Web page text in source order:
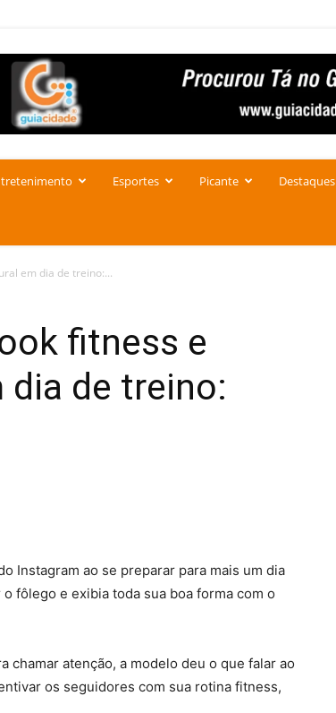
Esportes Picante Destaques
em dia de treino:...
fitness e
de treino:
Instagram ao se preparar para mais um dia
fôlego e exibia toda sua boa forma com o
chamar atenção, a modelo deu o que falar ao
os seguidores com sua rotina fitness,